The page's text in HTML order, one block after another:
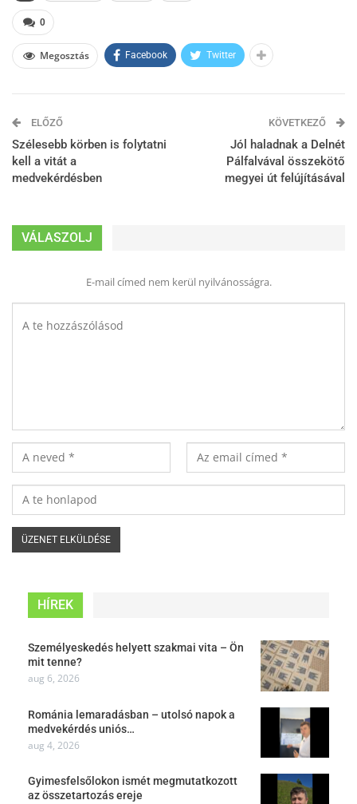
0
Megosztás Facebook Twitter
ELŐZŐ
Szélesebb körben is folytatni
kell a vitát a
medvekérdésben
KÖVETKEZŐ
Jól haladnak a Delnét
Pálfalvával összekötő
megyei út felújításával
VÁLASZOLJ
E-mail címed nem kerül nyilvánosságra.
HÍREK
Személyeskedés helyett szakmai vita – Ön
mit tenne?
aug 6, 2026
Románia lemaradásban – utolsó napok a
medvekérdés uniós…
aug 4, 2026
Gyimesfelsőlokon ismét megmutatkozott
az összetartozás ereje